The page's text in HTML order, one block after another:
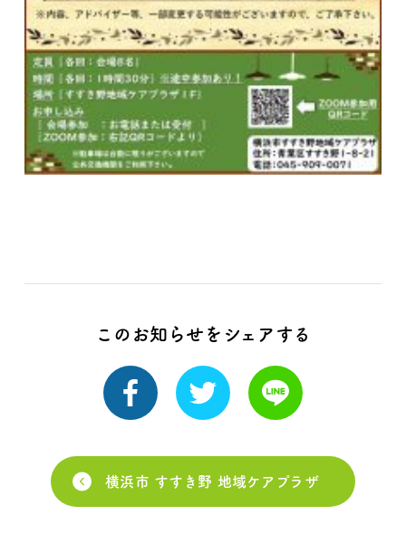
このお知らせをシェアする
横浜市 すすき野 地域ケアプラザ